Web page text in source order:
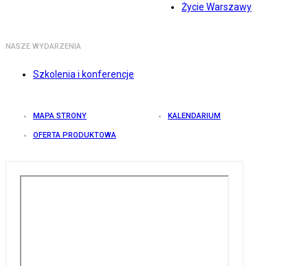
Życie Warszawy
NASZE WYDARZENIA
Szkolenia i konferencje
MAPA STRONY KALENDARIUM
OFERTA PRODUKTOWA